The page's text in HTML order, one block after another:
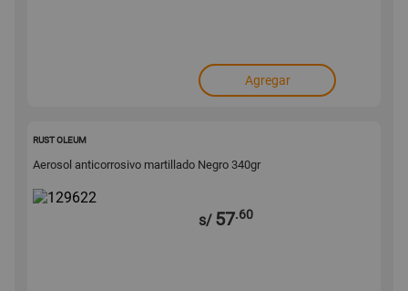
Agregar
RUST OLEUM
Aerosol anticorrosivo martillado Negro 340gr
s/ 57.60